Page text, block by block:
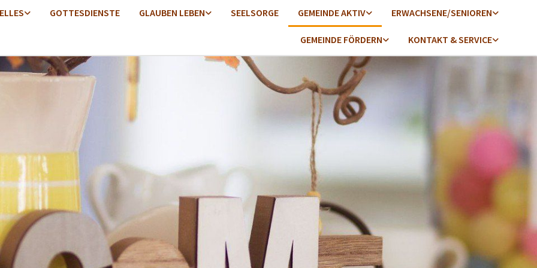
GOTTESDIENSTE GLAUBEN LEBEN SEELSORGE GEMEINDE AKTIV ERWACHSENE/SENIOREN
GEMEINDE FÖRDERN KONTAKT & SERVICE